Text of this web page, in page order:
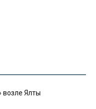
возле Ялты